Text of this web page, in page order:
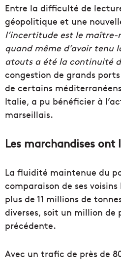
Entre la difficulté de
géopolitique et une
l’incertitude est le maître-
quand même d’avoir tenu
atouts a été la continuité
congestion de grands
de certains
Italie, a pu bénéficier à
marseillais.
Les marchandises ont
La fluidité maintenue du
comparaison de ses
plus de 11 millions de
diverses, soit un million de
précédente.
Avec un trafic de près de